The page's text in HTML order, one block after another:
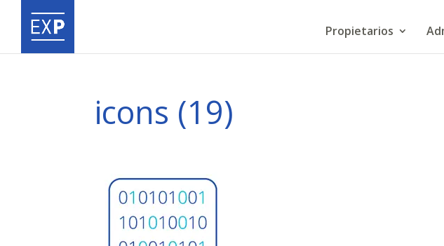
Propietarios
icons (19)